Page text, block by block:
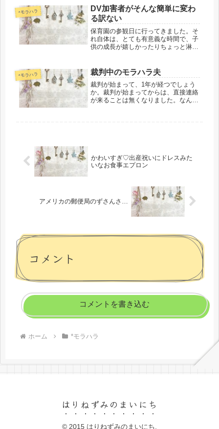
では、と感じています。これらは重な
りあう特徴もあり、どっち...
*モラハラ
DV加害者がそんな簡単に変わ
る訳ない
保育園の参観日に行ってきました。そ
れ自体は、とても有意義な時間で、子
供の成長が嬉しかったりちょっと淋し
きました。（顔見知りの方と挨拶した
り、一言二言しゃべったりはします。
が...
*モラハラ 裁判中のモラハラ夫
裁判が始まって、1年が経つでしょう
か。裁判が始まってからは、直接連絡
が来ることは無くなりました。なんて
かわいすぎ♡出産祝いにドレスみた
いなお食事エプロン
アメリカの郵便局のずさんさ…
コメント
コメントを書き込む
ホーム *モラハラ
はりねずみのまいにち
© 2015 はりねずみのまいにち.